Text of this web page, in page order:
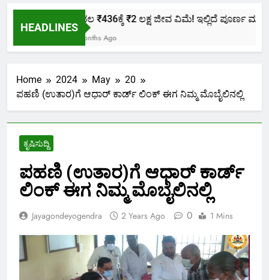
HEADLINES
ಕೇವಲ ₹436ಕ್ಕೆ ₹2 ಲಕ್ಷ ಜೀವ ವಿಮೆ! ಇಲ್ಲಿದೆ ಪೂರ್ಣ ಮಾಹಿತಿ.
2 Months Ago
Home 2024 May
20
ಪಹಣಿ (ಉತಾರ)ಗೆ ಆಧಾರ್ ಕಾರ್ಡ್ ಲಿಂಕ್ ಈಗ ನಿಮ್ಮ ಮೊಬೈಲಿನಲ್ಲಿ
ಕೃಷಿಸುದ್ದಿ
ಪಹಣಿ (ಉತಾರ)ಗೆ ಆಧಾರ್ ಕಾರ್ಡ್
ಲಿಂಕ್ ಈಗ ನಿಮ್ಮ ಮೊಬೈಲಿನಲ್ಲಿ
Jayagondeyogendra 2 Years Ago 0 1 Mins